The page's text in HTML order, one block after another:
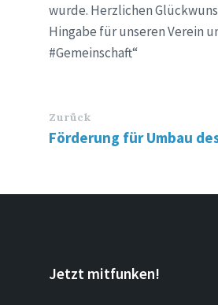
wurde. Herzlichen
Hingabe für unseren Verein
#Gemeinschaft“
Zurück
Förderung für Umbau
Jetzt mitfunken!